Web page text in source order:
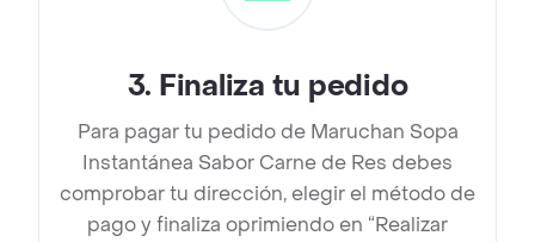
3. Finaliza tu pedido
Para pagar tu pedido de Maruchan Sopa
Instantánea Sabor Carne de Res debes
comprobar tu dirección, elegir el método de
pago y finaliza oprimiendo en “Realizar